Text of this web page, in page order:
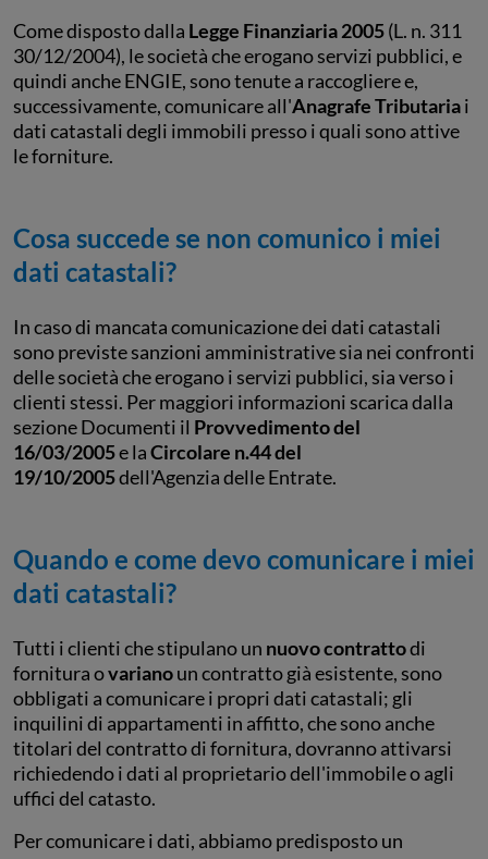
Come disposto dalla Legge Finanziaria 2005(L. n. 311
30/12/2004), le società che erogano servizi pubblici, e
quindi anche ENGIE, sono tenute a raccogliere e,
successivamente, comunicare all'Anagrafe Tributariai
dati catastali degli immobili presso i quali sono attive
le forniture.
Cosa succede se non comunico i miei
dati catastali?
In caso di mancata comunicazione dei dati catastali
sono previste sanzioni amministrative sia nei confronti
delle società che erogano i servizi pubblici, sia verso i
clienti stessi. Per maggiori informazioni scarica dalla
sezione Documenti il Provvedimento del
16/03/2005e laCircolare n.44 del
19/10/2005dell'Agenzia delle Entrate.
Quando e come devo comunicare i miei
dati catastali?
Tutti i clienti che stipulano un nuovo contrattodi
fornitura ovarianoun contratto già esistente, sono
obbligati a comunicare i propri dati catastali; gli
inquilini di appartamenti in affitto, che sono anche
titolari del contratto di fornitura, dovranno attivarsi
richiedendo i dati al proprietario dell'immobile o agli
uffici del catasto.
Per comunicare i dati, abbiamo predisposto un